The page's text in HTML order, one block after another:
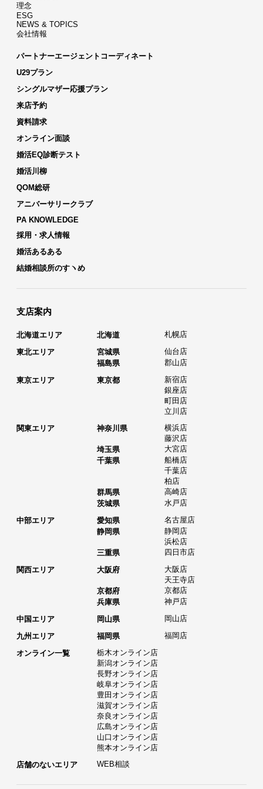
理念
ESG
NEWS & TOPICS
会社情報
パートナーエージェントコーディネート
U29プラン
シングルマザー応援プラン
来店予約
資料請求
オンライン面談
婚活EQ診断テスト
婚活川柳
QOM総研
アニバーサリークラブ
PA KNOWLEDGE
採用・求人情報
婚活あるある
結婚相談所のすヽめ
支店案内
北海道エリア 北海道
札幌店
東北エリア
宮城県
仙台店
福島県
郡山店
東京エリア
東京都
新宿店
銀座店
町田店
立川店
関東エリア
神奈川県
横浜店
藤沢店
埼玉県
大宮店
千葉県
船橋店
千葉店
柏店
群馬県
高崎店
茨城県
水戸店
中部エリア
愛知県
名古屋店
静岡県
静岡店
浜松店
三重県
四日市店
関西エリア
大阪府
大阪店
天王寺店
京都府
京都店
兵庫県
神戸店
中国エリア
岡山県
岡山店
九州エリア
福岡県
福岡店
オンライン一覧
栃木オンライン店
新潟オンライン店
長野オンライン店
岐阜オンライン店
豊田オンライン店
滋賀オンライン店
奈良オンライン店
広島オンライン店
山口オンライン店
熊本オンライン店
店舗のないエリア
WEB相談